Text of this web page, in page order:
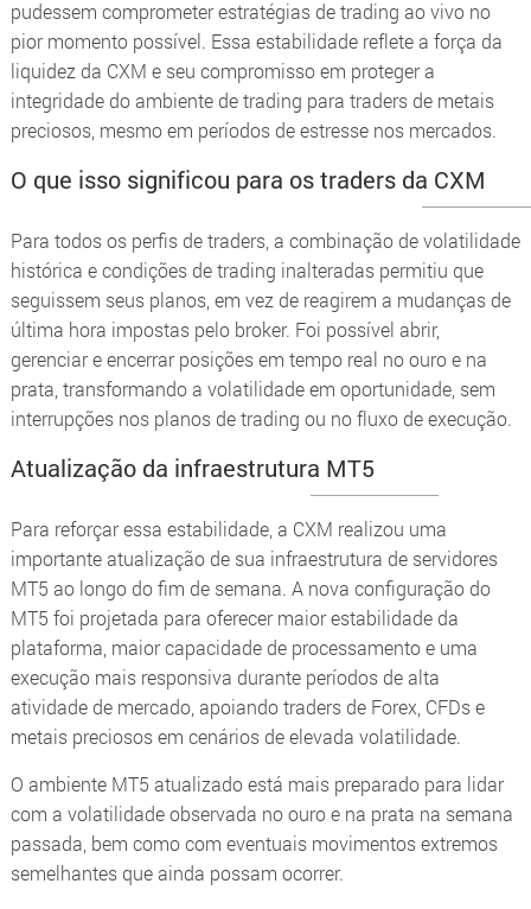
pudessem comprometer estratégias de trading ao vivo no
pior momento possível. Essa estabilidade reflete a força da
liquidez da CXM e seu compromisso em proteger a
integridade do ambiente de trading para traders de metais
preciosos, mesmo em períodos de estresse nos mercados.
O que isso significou para os traders da CXM
Para todos os perfis de traders, a combinação de volatilidade
histórica e condições de trading inalteradas permitiu que
seguissem seus planos, em vez de reagirem a mudanças de
última hora impostas pelo broker. Foi possível abrir,
gerenciar e encerrar posições em tempo real no ouro e na
prata, transformando a volatilidade em oportunidade, sem
interrupções nos planos de trading ou no fluxo de execução.
Atualização da infraestrutura MT5
Para reforçar essa estabilidade, a CXM realizou uma
importante atualização de sua infraestrutura de servidores
MT5 ao longo do fim de semana. A nova configuração do
MT5 foi projetada para oferecer maior estabilidade da
plataforma, maior capacidade de processamento e uma
execução mais responsiva durante períodos de alta
atividade de mercado, apoiando traders de Forex, CFDs e
metais preciosos em cenários de elevada volatilidade.
O ambiente MT5 atualizado está mais preparado para lidar
com a volatilidade observada no ouro e na prata na semana
passada, bem como com eventuais movimentos extremos
semelhantes que ainda possam ocorrer.